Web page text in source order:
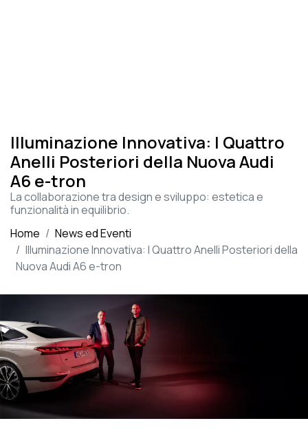
Illuminazione Innovativa: I Quattro
Anelli Posteriori della Nuova Audi
A6 e-tron
La collaborazione tra design e sviluppo: estetica e
funzionalità in equilibrio.
Home
News ed Eventi
Illuminazione Innovativa: I Quattro Anelli Posteriori della
Nuova Audi A6 e-tron